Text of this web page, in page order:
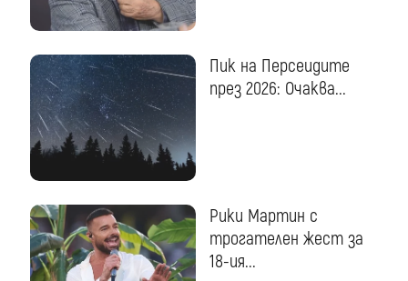
Пик на Персеидите
през 2026: Очаква...
Рики Мартин с
трогателен жест за
18-ия...